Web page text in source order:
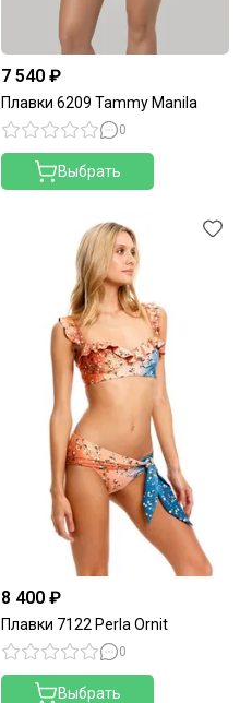
7 540 ₽
Плавки 6209 Tammy Manila
0
Выбрать
8 400 ₽
Плавки 7122 Perla Ornit
0
Выбрать